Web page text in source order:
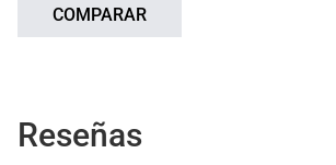
COMPARAR
Reseñas